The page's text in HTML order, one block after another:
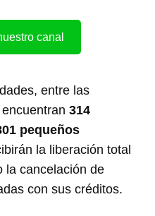
canal
entre las
encuentran314
pequeños
la liberación total
la cancelación de
con sus créditos.